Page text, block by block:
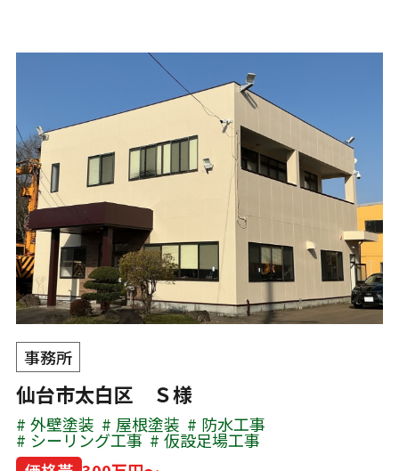
事務所
仙台市太白区 Ｓ様
外壁塗装 屋根塗装 防水工事
シーリング工事
仮設足場工事